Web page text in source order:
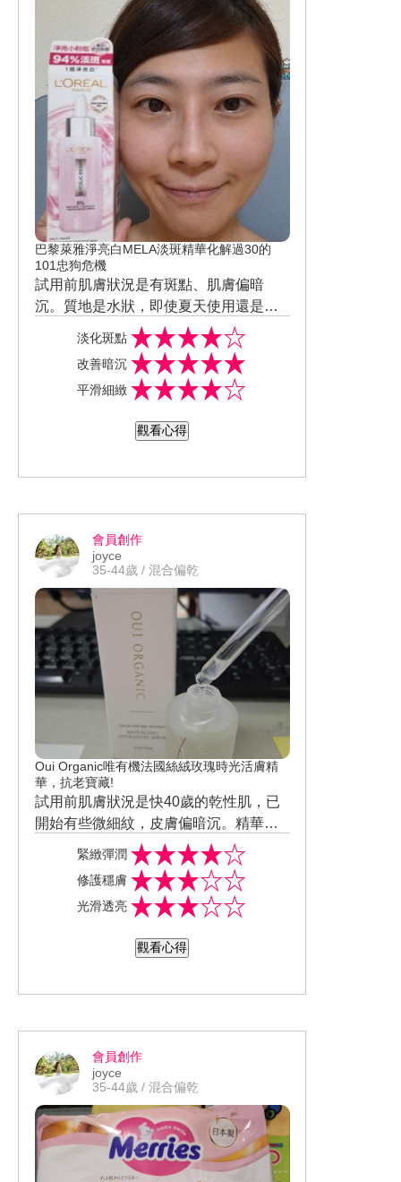
巴黎萊雅淨亮白MELA淡斑精華化解過30的
101忠狗危機
試用前肌膚狀況是有斑點、肌膚偏暗
沉。質地是水狀，即使夏天使用還是感
覺清爽、好吸收、因為不黏膩所以不會
感覺導致悶痘。使用後有感，洗臉清潔
完拍上化妝水後，一次約使用2-3滴精華
液便能塗抹全臉。針對斑點處可以多塗
取式，不用擔心因手部接觸讓產品容易
肌底。輕抹後肌膚感覺沒這麼暗沉，整
觸平滑，臉部粗糙顆粒感降低。整體使
用後會想回購和推薦他人，願意持續使
用，會推薦給親友。
#巴黎萊雅 #淨亮白MELA淡斑精華 #美
白精華推薦 #美周報 #試用大隊 #美周閨
蜜活動 #試用好評價認證 #實測鑑定 #美
妝試用評價
淡化斑點
改善暗沉
平滑細緻
觀看心得
會員創作
joyce
35-44歲 / 混合偏乾
Oui Organic唯有機法國絲絨玫瑰時光活膚精
華，抗老寶藏!
試用前肌膚狀況是快40歲的乾性肌，已
開始有些微細紋，皮膚偏暗沉。精華業
質地水潤、且能快速滲透肌底，觸感輕
盈好吸收、保濕度也不錯。使用方法是
早晚在化妝水後，取用適量精華液，均
勻塗抹於全臉、並延伸到頸部肌膚。Fuc
感提升肌膚彈性、改善暗沉、同時保濕
玫瑰，淡雅香氣幫助舒緩身心。內容物
原裝進口，專利Meiritage漢方活膚抗老
成份，讓保養就像在居家施作SPA，高
效溫和，啟動肌膚修護力，換活肌膚光
采。整體使用後會想回購及推薦他人，
願意持續使用，會推薦給親友。
緊緻彈潤
修護穩膚
光滑透亮
觀看心得
會員創作
joyce
35-44歲 / 混合偏乾